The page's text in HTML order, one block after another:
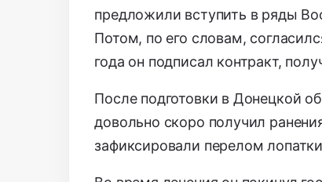
предложили вступить в ряды
Потом, по его словам,
года он подписал контракт,
После подготовки в Донецкой
довольно скоро получил
зафиксировали перелом